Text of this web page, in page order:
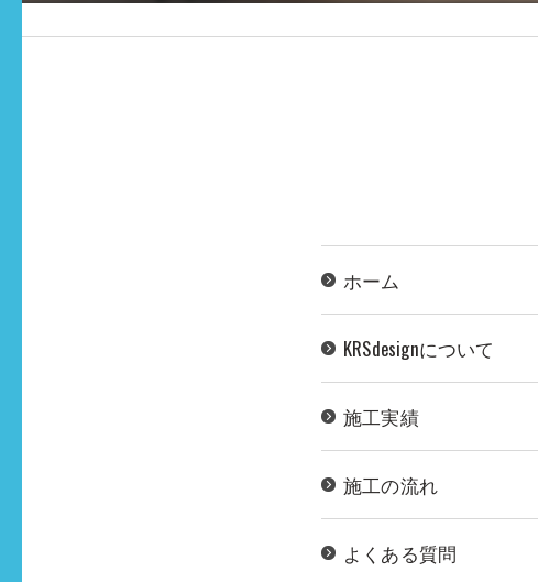
ホーム
KRSdesignについて
施工実績
施工の流れ
よくある質問